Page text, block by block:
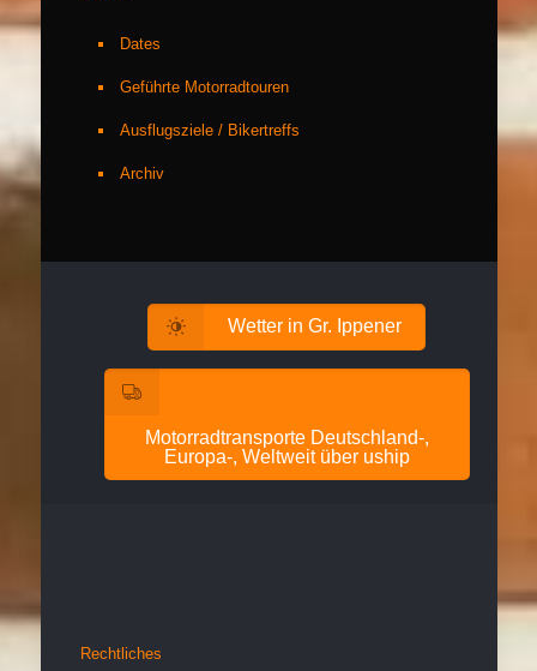
Dates
Geführte Motorradtouren
Ausflugsziele / Bikertreffs
Archiv
Wetter in Gr. Ippener
Motorradtransporte Deutschland-,
Europa-, Weltweit über uship
Rechtliches